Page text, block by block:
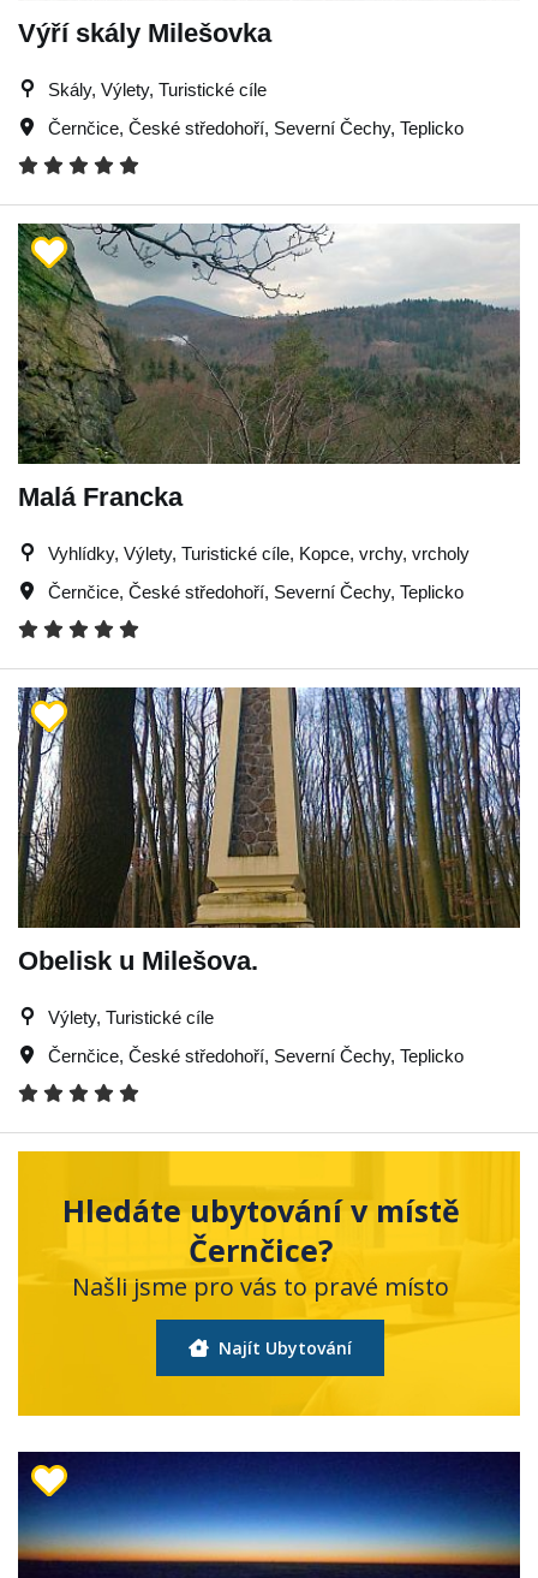
Výří skály Milešovka
Skály, Výlety, Turistické cíle
Černčice, České středohoří, Severní Čechy, Teplicko
Malá Francka
Vyhlídky, Výlety, Turistické cíle, Kopce, vrchy, vrcholy
Černčice, České středohoří, Severní Čechy, Teplicko
Obelisk u Milešova.
Výlety, Turistické cíle
Černčice, České středohoří, Severní Čechy, Teplicko
Hledáte ubytování v místě
Černčice?
Našli jsme pro vás to pravé místo
Najít Ubytování